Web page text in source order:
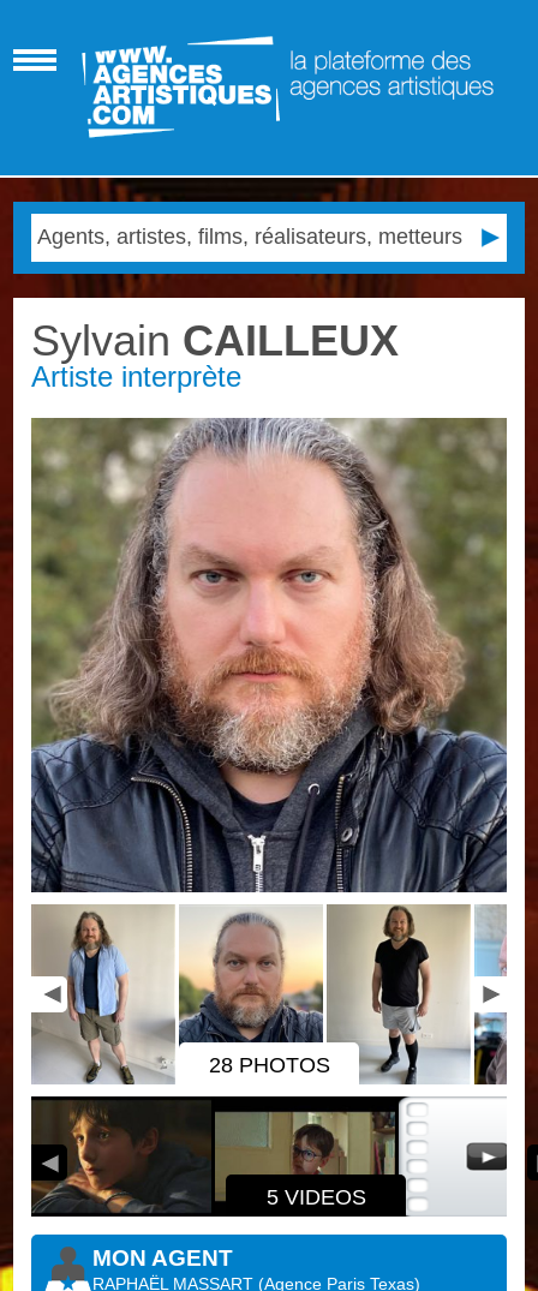
Sylvain CAILLEUX
Artiste interprète
28 PHOTOS
5 VIDEOS
MON AGENT
RAPHAËL MASSART (Agence Paris Texas)